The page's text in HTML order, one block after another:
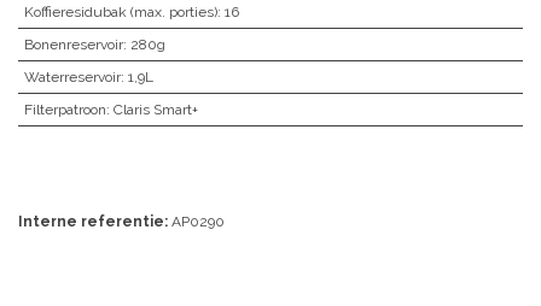
Koffieresidubak (max. porties): 16
Bonenreservoir: 280g
Waterreservoir: 1,9L
Filterpatroon: Claris Smart+
Interne referentie: AP0290